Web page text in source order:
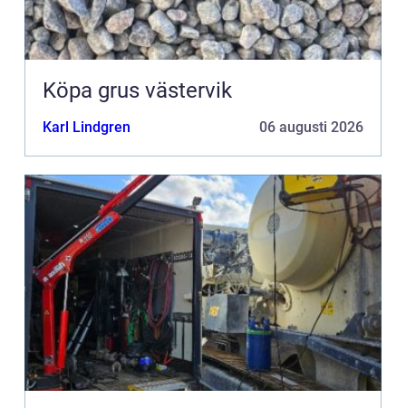
Köpa grus västervik
Karl Lindgren 06 augusti 2026